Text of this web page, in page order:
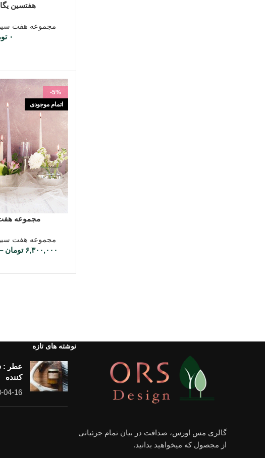
اطلاعات بیشترهفتسین
مجموعه هفت
۰
-5%
اتمام موجودی
انتخاب گزینه هامجموعه
مجموعه هفت
۶,۳۰۰,۰۰۰ تومان
گالری مس اورس، صداقت در بیان تمام جزئیاتی
از مجصول که میخواهید بدانید.
نوشته های تازه
عطر :
کننده
04-16